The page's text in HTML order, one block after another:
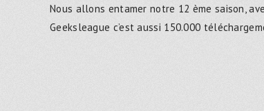
Nous allons entamer notre 12 ème saison,
Geeksleague c’est aussi 150.000